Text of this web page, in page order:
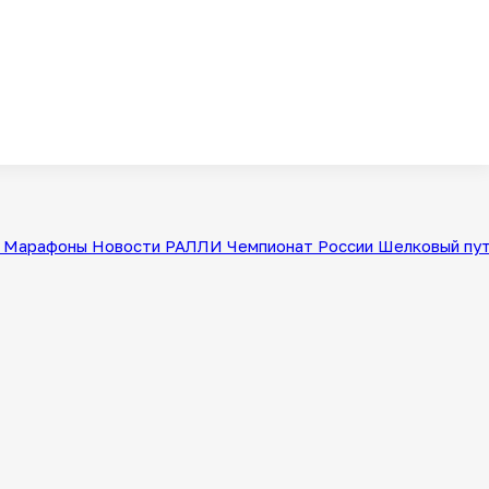
Марафоны Новости РАЛЛИ Чемпионат России Шелковый